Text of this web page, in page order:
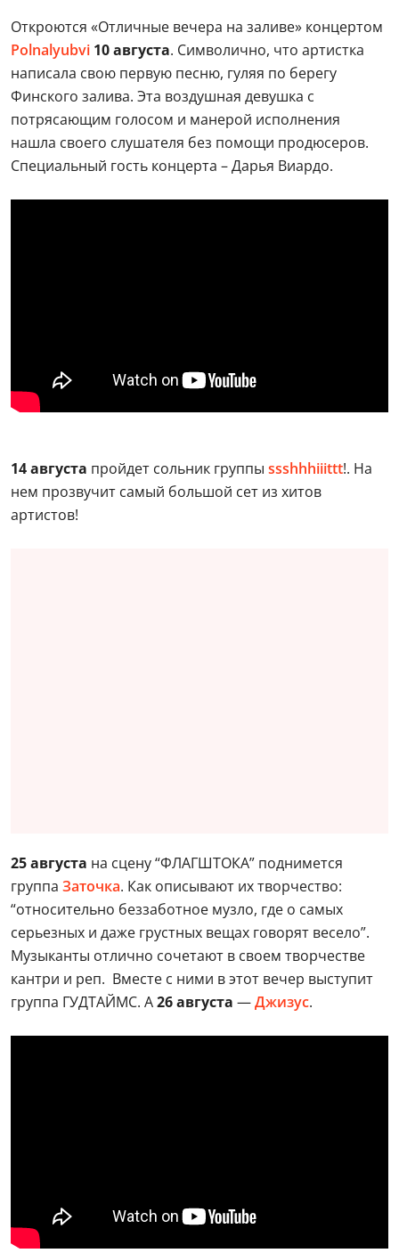
Откроются «Отличные вечера на заливе» концертом
Polnalyubvi 10 августа. Символично, что артистка
написала свою первую песню, гуляя по берегу
Финского залива. Эта воздушная девушка с
потрясающим голосом и манерой исполнения
нашла своего слушателя без помощи продюсеров.
Специальный гость концерта – Дарья Виардо.
14 августа пройдет сольник группы ssshhhiiittt!. На
нем прозвучит самый большой сет из хитов
артистов!
25 августа на сцену “ФЛАГШТОКА” поднимется
группа Заточка. Как описывают их творчество:
“относительно беззаботное музло, где о самых
серьезных и даже грустных вещах говорят весело”.
Музыканты отлично сочетают в своем творчестве
кантри и реп. Вместе с ними в этот вечер выступит
группа ГУДТАЙМС. А26 августа —Джизус.